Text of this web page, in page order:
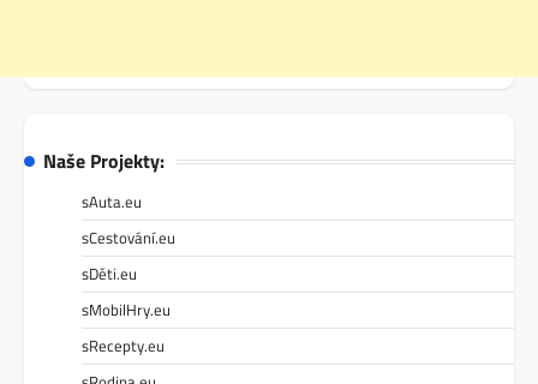
Naše Projekty:
sAuta.eu
sCestování.eu
sDěti.eu
sMobilHry.eu
sRecepty.eu